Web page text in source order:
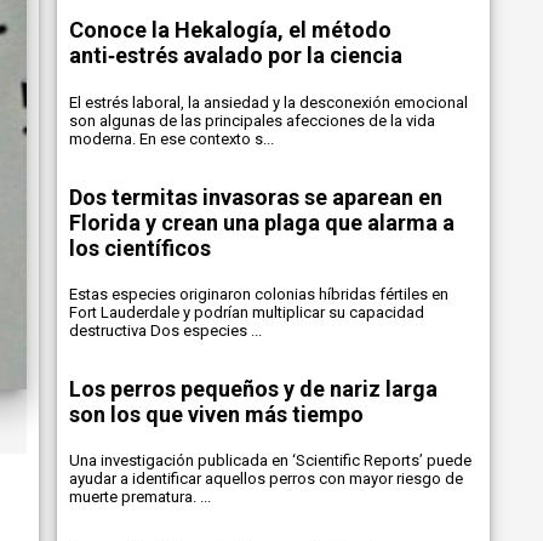
Conoce la Hekalogía, el método
anti‑estrés avalado por la ciencia
El estrés laboral, la ansiedad y la desconexión emocional
son algunas de las principales afecciones de la vida
moderna. En ese contexto s...
Dos termitas invasoras se aparean en
Florida y crean una plaga que alarma a
los científicos
Estas especies originaron colonias híbridas fértiles en
Fort Lauderdale y podrían multiplicar su capacidad
destructiva Dos especies ...
Los perros pequeños y de nariz larga
son los que viven más tiempo
Una investigación publicada en ‘Scientific Reports’ puede
ayudar a identificar aquellos perros con mayor riesgo de
muerte prematura. ...